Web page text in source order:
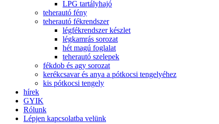
LPG tartályhajó
teherautó fény
teherautó fékrendszer
légfékrendszer készlet
légkamrás sorozat
hét magú foglalat
teherautó szelepek
fékdob és agy sorozat
kerékcsavar és anya a pótkocsi tengelyéhez
kis pótkocsi tengely
hírek
GYIK
Rólunk
Lépjen kapcsolatba velünk